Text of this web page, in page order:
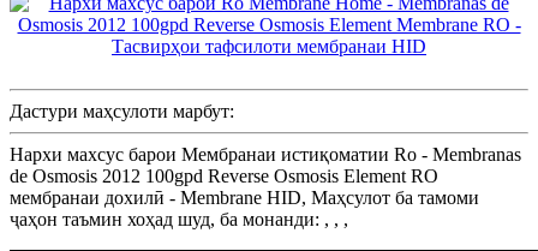
Дастури маҳсулоти марбут:
Нархи махсус барои Мембранаи истиқоматии Ro - Membranas
de Osmosis 2012 100gpd Reverse Osmosis Element RO
мембранаи дохилӣ - Membrane HID, Маҳсулот ба тамоми
ҷаҳон таъмин хоҳад шуд, ба монанди: , , ,